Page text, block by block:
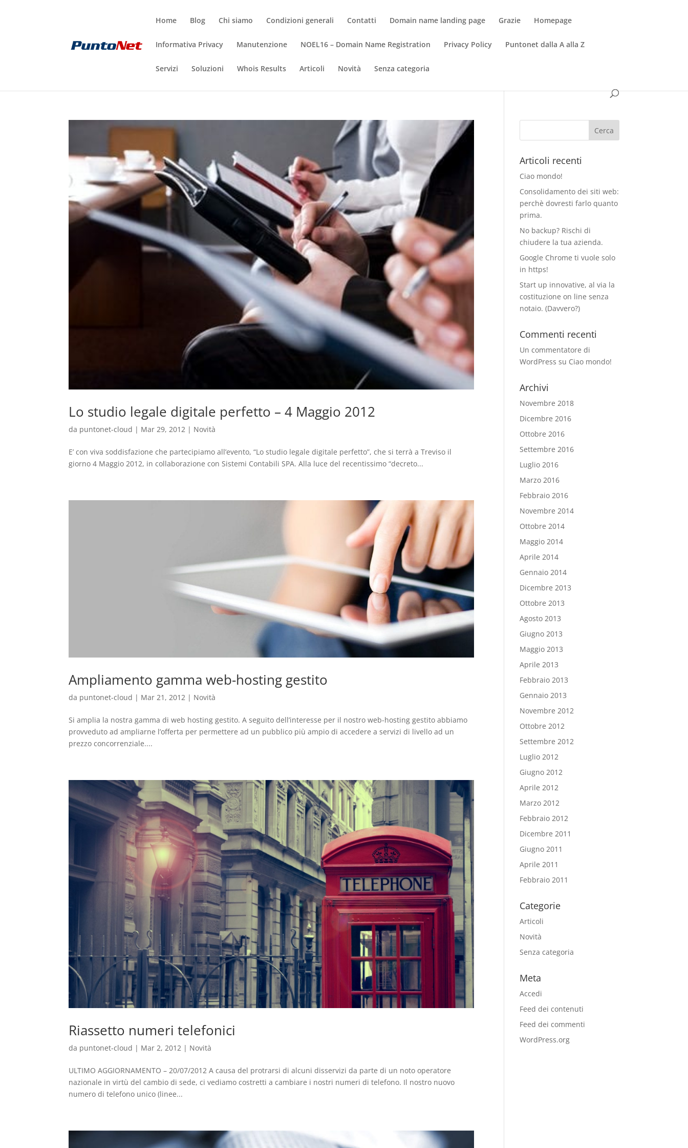
Home Blog Chi siamo Condizioni generali Contatti Domain name landing page Grazie Homepage
Informativa Privacy Manutenzione NOEL16 – Domain Name Registration Privacy Policy Puntonet dalla A alla Z
Servizi Soluzioni Whois Results Articoli Novità Senza categoria
Lo studio legale digitale perfetto – 4 Maggio 2012
da puntonet-cloud | Mar 29, 2012 | Novità
E’ con viva soddisfazione che partecipiamo all’evento, “Lo studio legale digitale perfetto”, che si terrà a Treviso il
giorno 4 Maggio 2012, in collaborazione con Sistemi Contabili SPA. Alla luce del recentissimo “decreto...
Ampliamento gamma web-hosting gestito
da puntonet-cloud | Mar 21, 2012 | Novità
Si amplia la nostra gamma di web hosting gestito. A seguito dell’interesse per il nostro web-hosting gestito abbiamo
provveduto ad ampliarne l’offerta per permettere ad un pubblico più ampio di accedere a servizi di livello ad un
prezzo concorrenziale....
Riassetto numeri telefonici
da puntonet-cloud | Mar 2, 2012 | Novità
ULTIMO AGGIORNAMENTO – 20/07/2012 A causa del protrarsi di alcuni disservizi da parte di un noto operatore
nazionale in virtù del cambio di sede, ci vediamo costretti a cambiare i nostri numeri di telefono. Il nostro nuovo
numero di telefono unico (linee...
Articoli recenti
Ciao mondo!
Consolidamento dei siti web:
perchè dovresti farlo quanto
prima.
No backup? Rischi di
chiudere la tua azienda.
Google Chrome ti vuole solo
in https!
Start up innovative, al via la
costituzione on line senza
notaio. (Davvero?)
Commenti recenti
Un commentatore di
WordPress su Ciao mondo!
Archivi
Novembre 2018
Dicembre 2016
Ottobre 2016
Settembre 2016
Luglio 2016
Marzo 2016
Febbraio 2016
Novembre 2014
Ottobre 2014
Maggio 2014
Aprile 2014
Gennaio 2014
Dicembre 2013
Ottobre 2013
Agosto 2013
Giugno 2013
Maggio 2013
Aprile 2013
Febbraio 2013
Gennaio 2013
Novembre 2012
Ottobre 2012
Settembre 2012
Luglio 2012
Giugno 2012
Aprile 2012
Marzo 2012
Febbraio 2012
Dicembre 2011
Giugno 2011
Aprile 2011
Febbraio 2011
Categorie
Articoli
Novità
Senza categoria
Meta
Accedi
Feed dei contenuti
Feed dei commenti
WordPress.org